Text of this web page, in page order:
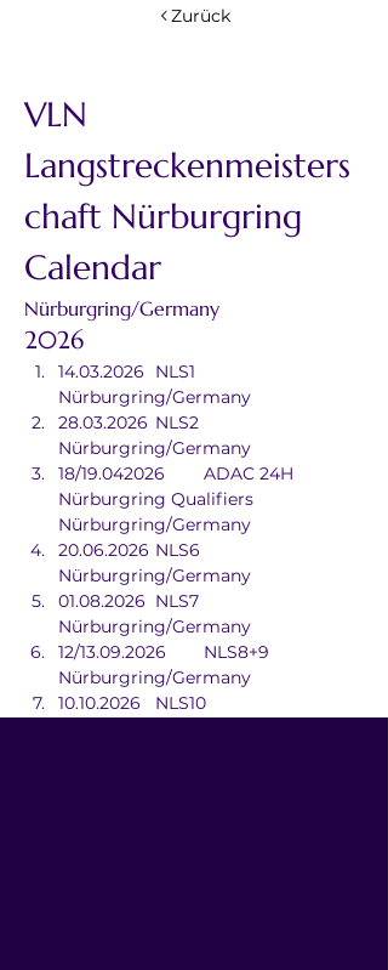
Zurück
VLN
Langstreckenmeisters
chaft Nürburgring
Calendar
Nürburgring/Germany
2026
14.03.2026	NLS1
Nürburgring/Germany
28.03.2026	NLS2
Nürburgring/Germany
18/19.042026	ADAC 24H
Nürburgring Qualifiers
Nürburgring/Germany
20.06.2026	NLS6
Nürburgring/Germany
01.08.2026	NLS7
Nürburgring/Germany
12/13.09.2026	NLS8+9
Nürburgring/Germany
10.10.2026	NLS10